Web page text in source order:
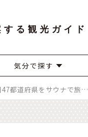
する観光ガイド
気分で探す
日本の中心で、ととのう。 全国47都道府県をサウナで旅する3日間。 「サ旅万博2025」が兵庫・淡路島で開催決定！